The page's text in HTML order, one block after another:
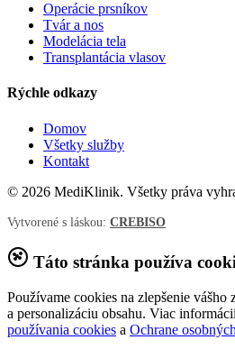
Operácie prsníkov
Tvár a nos
Modelácia tela
Transplantácia vlasov
Rýchle odkazy
Domov
Všetky služby
Kontakt
© 2026 MediKlinik. Všetky práva
Vytvorené s láskou: CREBISO
Táto stránka používa
Používame cookies na zlepšenie vášho
a personalizáciu obsahu. Viac
používania cookies a Ochrane